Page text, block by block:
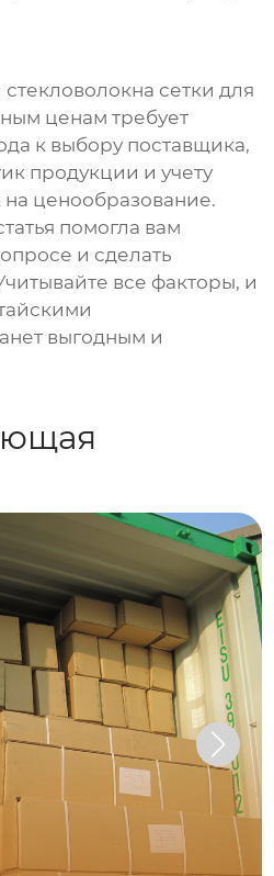
стекловолокна сетки для
ценам требует
к выбору поставщика,
продукции и учету
ценообразование.
помогла вам
и сделать
все факторы, и
выгодным и